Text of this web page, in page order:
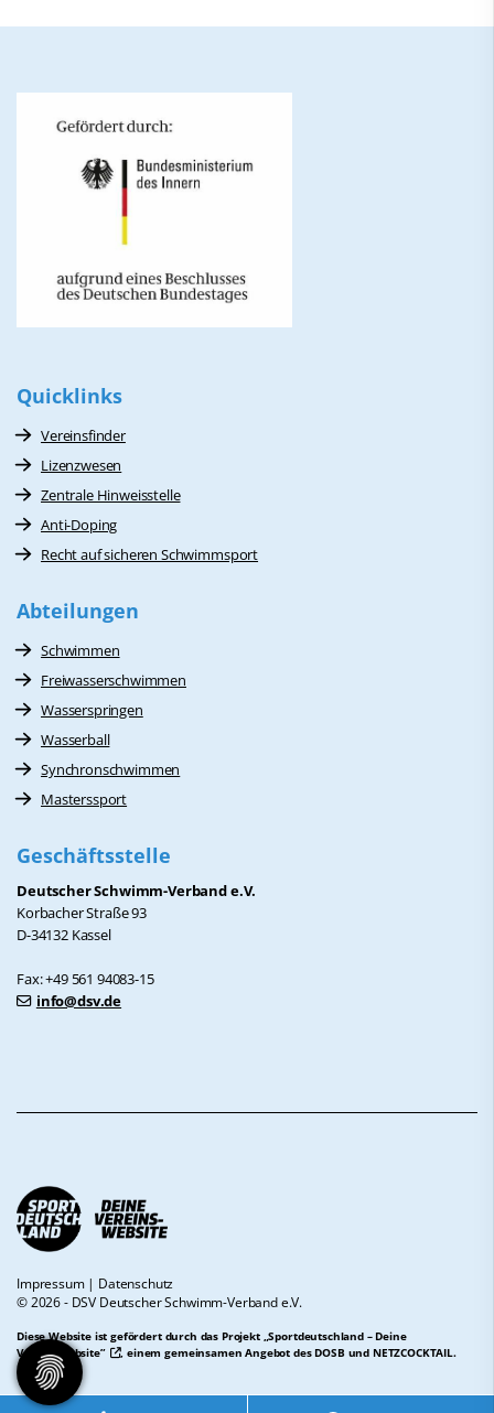
Quicklinks
Vereinsfinder
Lizenzwesen
Zentrale Hinweisstelle
Anti-Doping
Recht auf sicheren Schwimmsport
Abteilungen
Schwimmen
Freiwasserschwimmen
Wasserspringen
Wasserball
Synchronschwimmen
Masterssport
Geschäftsstelle
Deutscher Schwimm-Verband e.V.
Korbacher Straße 93
D-34132 Kassel
Fax: +49 561 94083-15
info@dsv.de
Impressum| Datenschutz
© 2026 - DSV Deutscher Schwimm-Verband e.V.
Diese Website ist gefördert durch das Projekt „Sportdeutschland – Deine
Vereinswebsite”
, einem gemeinsamen Angebot des DOSB und NETZCOCKTAIL.